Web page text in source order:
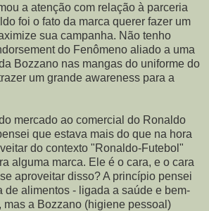
a atenção com relação à parceria
foi o fato da marca querer fazer um
sua campanha. Não tenho
do Fenômeno aliado a uma
Bozzano nas mangas do uniforme do
um grande awareness para a
mercado ao comercial do Ronaldo
que estava mais do que na hora
do contexto "Ronaldo-Futebol"
alguma marca. Ele é o cara, e o cara
aproveitar disso? A princípio pensei
de alimentos - ligada a saúde e bem-
mas a Bozzano (higiene pessoal)